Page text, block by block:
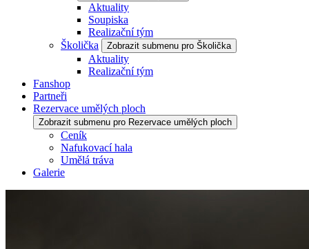
Aktuality
Soupiska
Realizační tým
Školička
Zobrazit submenu pro Školička
Aktuality
Realizační tým
Fanshop
Partneři
Rezervace umělých ploch
Zobrazit submenu pro Rezervace umělých ploch
Ceník
Nafukovací hala
Umělá tráva
Galerie